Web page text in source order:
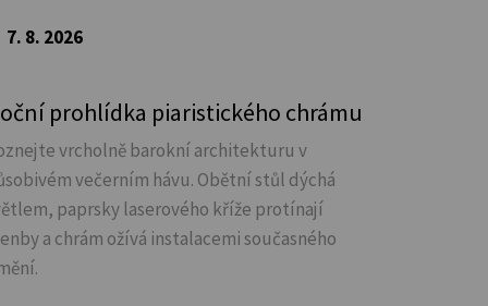
7. 8. 2026
prohlídka piaristického chrámu
vrcholně barokní architekturu v
večerním hávu. Obětní stůl dýchá
paprsky laserového kříže protínají
a chrám ožívá instalacemi současného